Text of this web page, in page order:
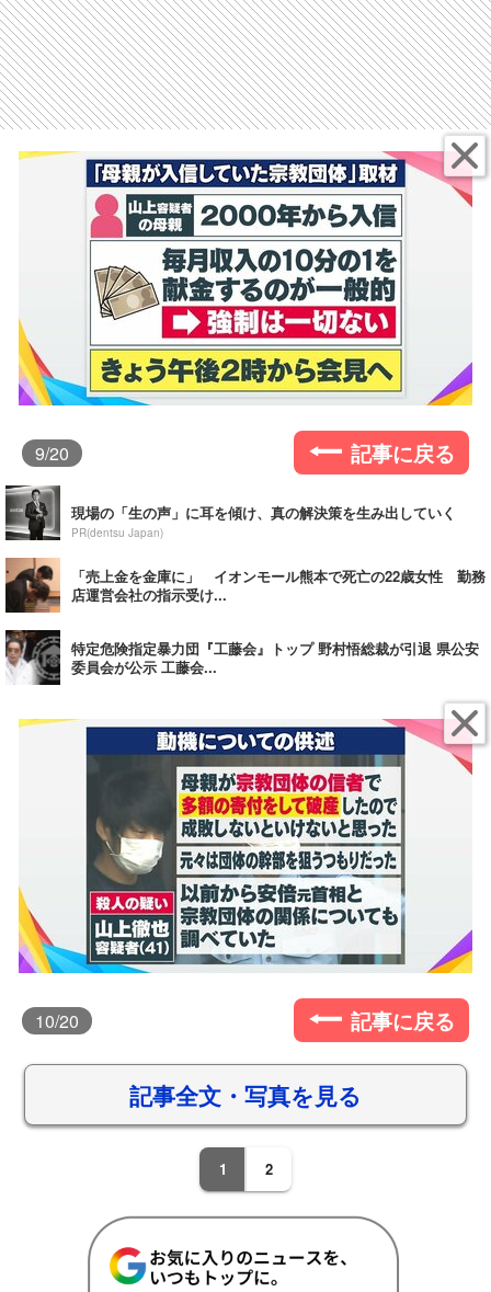
9/20 記事に戻る
現場の「生の声」に耳を傾け、真の解決策を生み出していく
PR(dentsu Japan)
「売上金を金庫に」 イオンモール熊本で死亡の22歳女性 勤務
店運営会社の指示受け...
特定危険指定暴力団『工藤会』トップ 野村悟総裁が引退 県公安
委員会が公示 工藤会...
10/20 記事に戻る
記事全文・写真を見る
1 2